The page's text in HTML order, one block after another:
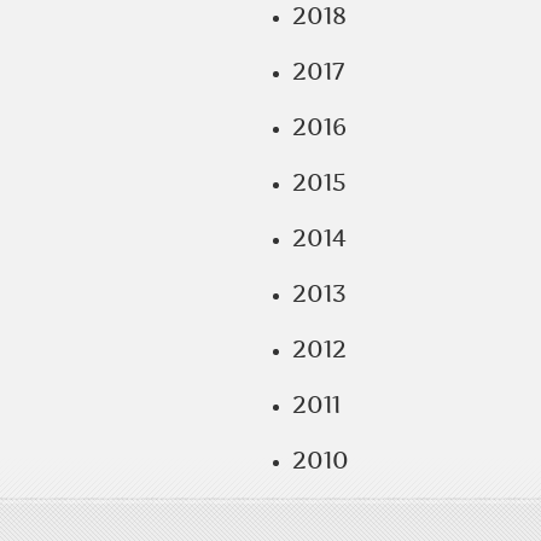
2018
2017
2016
2015
2014
2013
2012
2011
2010